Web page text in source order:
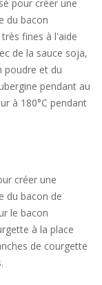
pour créer une
du bacon
fines à l'aide
de la sauce soja,
poudre et du
pendant au
à 180°C pendant
créer une
du bacon de
le bacon
à la place
de courgette